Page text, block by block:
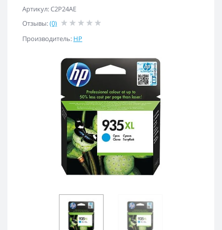
Артикул: C2P24AE
Отзывы:(0)
Производитель: HP